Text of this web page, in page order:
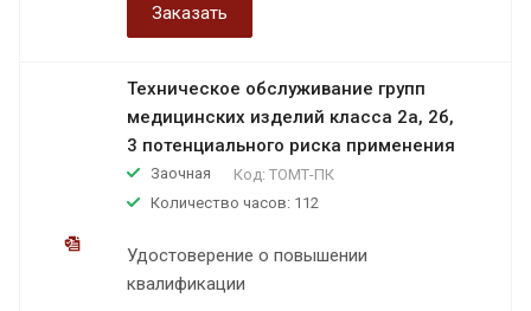
Заказать
Техническое обслуживание групп
медицинских изделий класса 2а, 2б,
3 потенциального риска применения
Заочная Код: ТОМТ-ПК
Количество часов: 112
Удостоверение о повышении
квалификации